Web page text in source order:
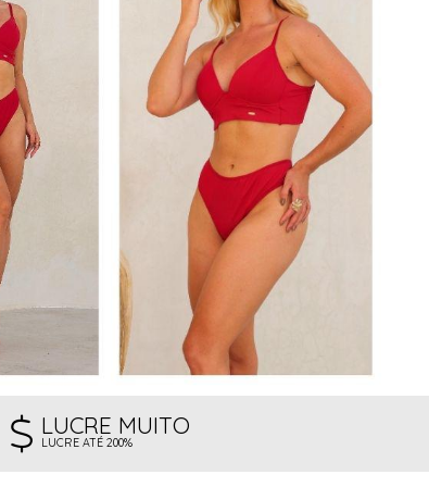
LUCRE MUITO
LUCRE ATÉ 200%